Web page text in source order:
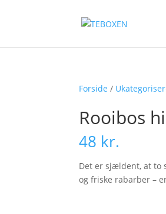
Forside /
Rooibos
48 kr.
Det er sjældent, at to
og friske rabarber –